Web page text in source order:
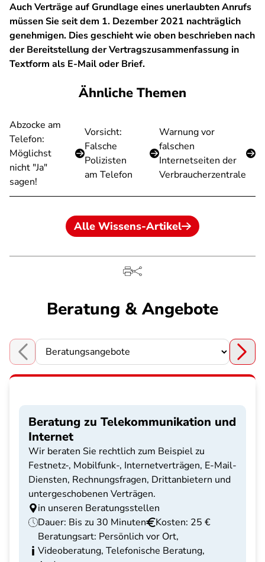
Auch Verträge auf Grundlage eines unerlaubten Anrufs
müssen Sie seit dem 1. Dezember 2021 nachträglich
genehmigen. Dies geschieht wie oben beschrieben nach
der Bereitstellung der Vertragszusammenfassung in
Textform als E-Mail oder Brief.
Ähnliche Themen
Abzocke am
Telefon:
Möglichst
nicht "Ja"
sagen!
Vorsicht:
Falsche
Polizisten
am Telefon
Warnung vor
falschen
Internetseiten der
Verbraucherzentrale
Alle Wissens-Artikel
Beratung & Angebote
Choose a section
Beratung zu Telekommunikation und
Internet
Wir beraten Sie rechtlich zum Beispiel zu
Festnetz-, Mobilfunk-, Internetverträgen, E-Mail-
Diensten, Rechnungsfragen, Drittanbietern und
untergeschobenen Verträgen.
in unseren Beratungsstellen
Dauer: Bis zu 30 Minuten
Kosten: 25 €
Beratungsart: Persönlich vor Ort,
Videoberatung, Telefonische Beratung,